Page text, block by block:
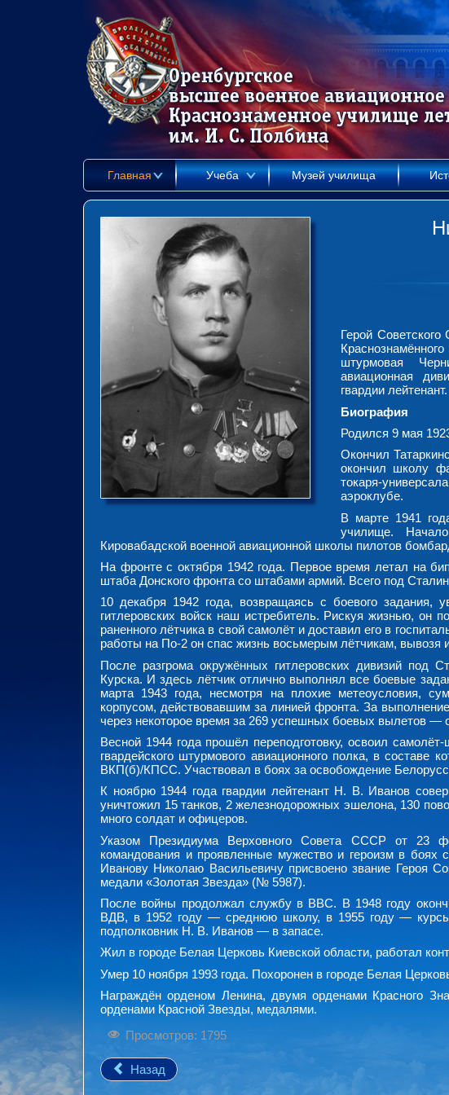
Главная Учеба Музей училища
Герой Советского
штурмовая
авиационная
гвардии лейтенант.
Биография
Родился 9 мая
Окончил
окончил школу
токаря-
аэроклубе.
В марте 1941
училище.
Кировабадской военной авиационной школы пилотов
На фронте с октября 1942 года. Первое время летал на
штаба Донского фронта со штабами армий. Всего под
10 декабря 1942 года, возвращаясь с боевого
гитлеровских войск наш истребитель. Рискуя жизнью, он
раненного лётчика в свой самолёт и доставил его в
работы на По-2 он спас жизнь восьмерым лётчикам,
После разгрома окружённых гитлеровских дивизий под
Курска. И здесь лётчик отлично выполнял все боевые
марта 1943 года, несмотря на плохие метеоусловия,
корпусом, действовавшим за линией фронта. За
через некоторое время за 269 успешных боевых вылетов —
Весной 1944 года прошёл переподготовку, освоил
гвардейского штурмового авиационного полка, в
ВКП(б)/КПСС. Участвовал в боях за освобождение
К ноябрю 1944 года гвардии лейтенант Н. В. Иванов
уничтожил 15 танков, 2 железнодорожных эшелона, 130
много солдат и офицеров.
Указом Президиума Верховного Совета СССР от 23
командования и проявленные мужество и героизм в боях
Иванову Николаю Васильевичу присвоено звание Героя
медали «Золотая Звезда» (№ 5987).
После войны продолжал службу в ВВС. В 1948 году
ВДВ, в 1952 году — среднюю школу, в 1955 году — курсы
подполковник Н. В. Иванов — в запасе.
Жил в городе Белая Церковь Киевской области, работал
Умер 10 ноября 1993 года. Похоронен в городе Белая
Награждён орденом Ленина, двумя орденами Красного
орденами Красной Звезды, медалями.
Просмотров: 1795
Назад